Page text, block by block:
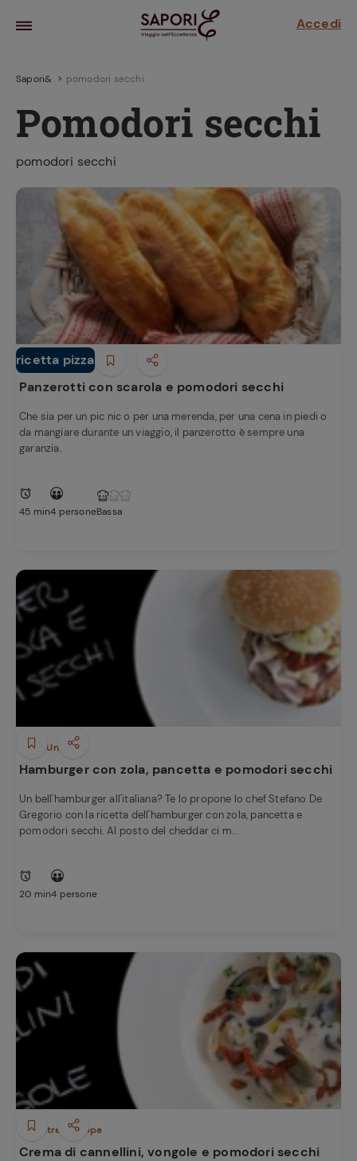
Accedi
ricetta
il
Sapori& pomodori secchi
Pomodori secchi
pomodori secchi
ricetta pizza
Piatti Unici
Panzerotti con scarola e pomodori secchi
Che sia per un pic nic o per una merenda, per una cena in piedi o
da mangiare durante un viaggio, il panzerotto è sempre una
garanzia.
45 min4 personeBassa
Piatti Unici
Hamburger con zola, pancetta e pomodori secchi
Un bell'hamburger all'italiana? Te lo propone lo chef Stefano De
Gregorio con la ricetta dell'hamburger con zola, pancetta e
pomodori secchi. Al posto del cheddar ci m...
20 min4 persone
Minestre e Zuppe
Crema di cannellini, vongole e pomodori secchi